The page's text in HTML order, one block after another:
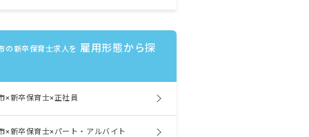
の新卒保育士求人を 雇用形態から探
×新卒保育士×正社員
×新卒保育士×パート・アルバイト